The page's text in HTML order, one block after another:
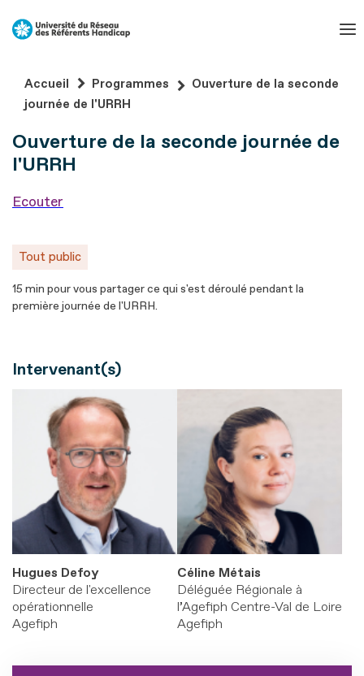
Aller
Aller
au
de
page
Accueil Programmes
Ouverture de la seconde
journée de l'URRH
Ouverture de la seconde journée de
l'URRH
Ecouter
Tout public
15 min pour vous partager ce qui s'est déroulé pendant la
première journée de l'URRH.
Intervenant(s)
Hugues Defoy
Directeur de l'excellence
opérationnelle
Agefiph
Céline Métais
Déléguée Régionale à
l’Agefiph Centre-Val de Loire
Agefiph